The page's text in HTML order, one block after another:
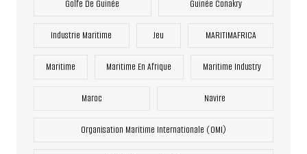
Golfe De Guinée Guinée Conakry
Industrie Maritime Jeu MARITIMAFRICA
Maritime Maritime En Afrique Maritime Industry
Maroc Navire
Organisation Maritime Internationale (OMI)